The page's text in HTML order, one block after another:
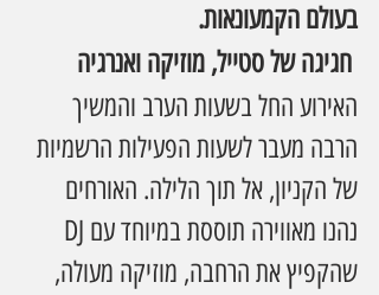
בעולם הקמעונאות.
האירוע החל בשעות הערב והמשיך
הרבה מעבר לשעות הפעילות הרשמיות
של הקניון, אל תוך הלילה. האורחים
שהקפיץ את הרחבה, מוזיקה מעולה,